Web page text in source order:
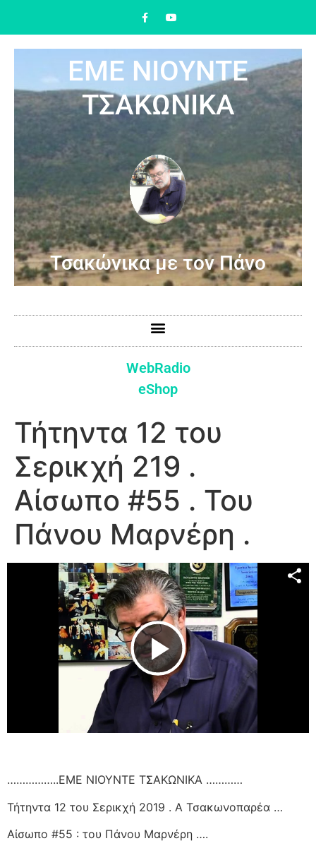
ΕΜΕ ΝΙΟΥΝΤΕ
ΤΣΑΚΩΝΙΚΑ
Τσακώνικα με τον Πάνο
WebRadio
eShop
Τήτηντα 12 του
Σερικχή 219 .
Αίσωπο #55 . Του
Πάνου Μαρνέρη .
Play Video
……………..ΕΜΕ ΝΙΟΥΝΤΕ ΤΣΑΚΩΝΙΚΑ …………
Τήτηντα 12 του Σερικχή 2019 . Α Τσακωνοπαρέα …
Αίσωπο #55 : του Πάνου Μαρνέρη ….